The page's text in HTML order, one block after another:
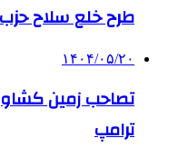
طرح خلع سلاح
۱۴۰۴/۰۵/۲۰
تصاحب زمین
ترامپ